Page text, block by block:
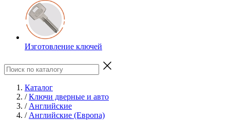
Изготовление ключей
Каталог
/ Ключи дверные и авто
/ Английские
/ Английские (Европа)